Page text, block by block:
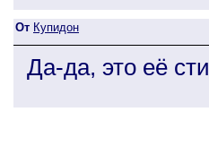
От Купидон
Да-да, это её